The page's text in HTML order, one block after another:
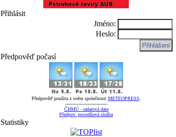
Přihlásit
Jméno:
Heslo:
Předpověď počasí
Předpověď použita z webu společnosti METEOPRESS
-----------------------------
ČHMÚ - radarová data
Předpov. povodňová služba
Statistiky